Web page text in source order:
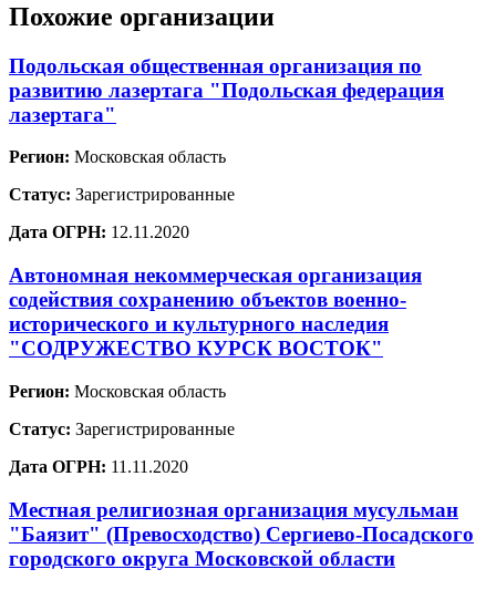
Похожие организации
Подольская общественная организация по
развитию лазертага "Подольская федерация
лазертага"
Регион: Московская область
Статус: Зарегистрированные
Дата ОГРН: 12.11.2020
Автономная некоммерческая организация
содействия сохранению объектов военно-
исторического и культурного наследия
"СОДРУЖЕСТВО КУРСК ВОСТОК"
Регион: Московская область
Статус: Зарегистрированные
Дата ОГРН: 11.11.2020
Местная религиозная организация мусульман
"Баязит" (Превосходство) Сергиево-Посадского
городского округа Московской области